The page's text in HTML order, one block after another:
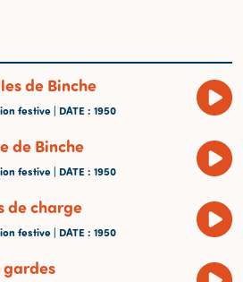
de Binche
festive | DATE: 1950
de Binche
festive | DATE: 1950
de charge
festive | DATE: 1950
gardes